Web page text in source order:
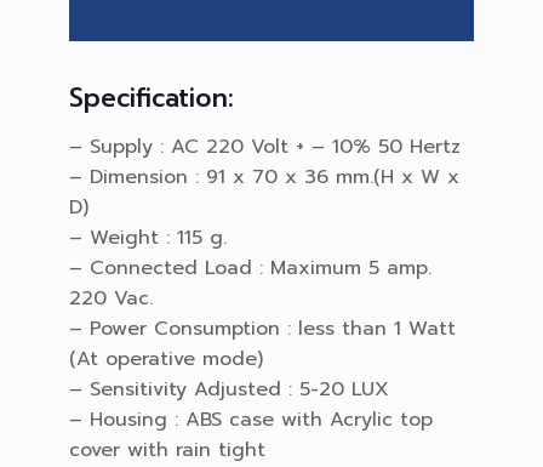
Specification:
– Supply : AC 220 Volt + – 10% 50 Hertz
– Dimension : 91 x 70 x 36 mm.(H x W x
D)
– Weight : 115 g.
– Connected Load : Maximum 5 amp.
220 Vac.
– Power Consumption : less than 1 Watt
(At operative mode)
– Sensitivity Adjusted : 5-20 LUX
– Housing : ABS case with Acrylic top
cover with rain tight